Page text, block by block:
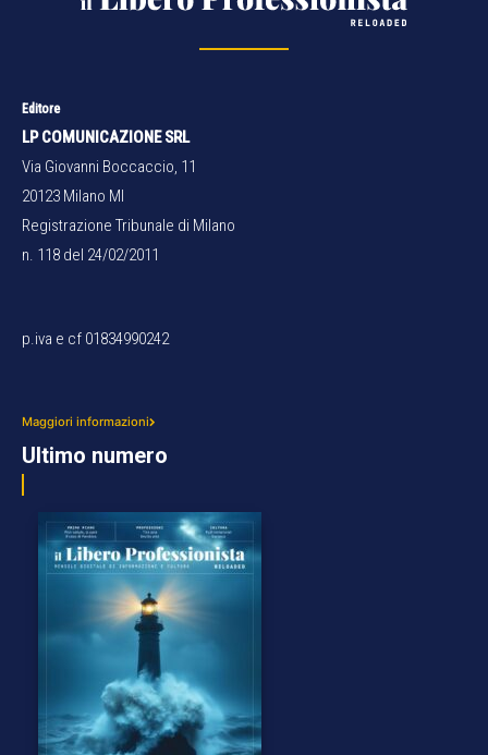
Editore
LP COMUNICAZIONE SRL
Via Giovanni Boccaccio, 11
20123 Milano MI
Registrazione Tribunale di Milano
n. 118 del 24/02/2011
p.iva e cf 01834990242
Maggiori informazioni
Ultimo numero